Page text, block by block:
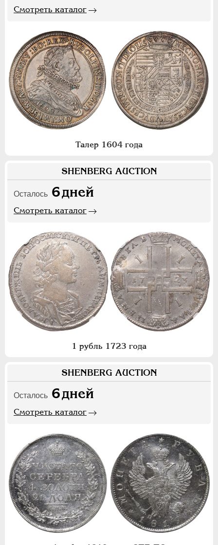
Смотреть каталог
Талер 1604 года
SHENBERG AUCTION
Осталось 6дней
Смотреть каталог
1 рубль 1723 года
SHENBERG AUCTION
Осталось 6дней
Смотреть каталог